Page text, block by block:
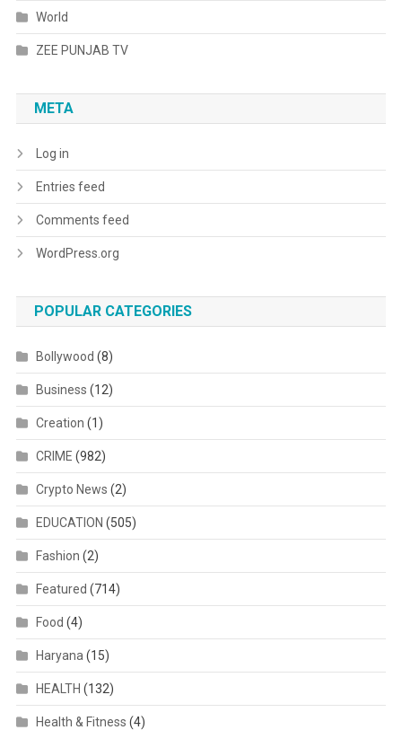
World
ZEE PUNJAB TV
META
Log in
Entries feed
Comments feed
WordPress.org
POPULAR CATEGORIES
Bollywood (8)
Business (12)
Creation (1)
CRIME (982)
Crypto News (2)
EDUCATION (505)
Fashion (2)
Featured (714)
Food (4)
Haryana (15)
HEALTH (132)
Health & Fitness (4)